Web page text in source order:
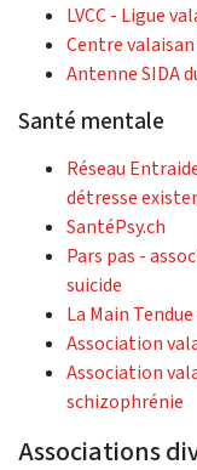
LVCC - Ligue
Centre
Antenne SIDA
Santé mentale
Réseau
détresse
SantéPsy.ch
Pars pas -
suicide
La Main
Association
Association
schizophrénie
Associations